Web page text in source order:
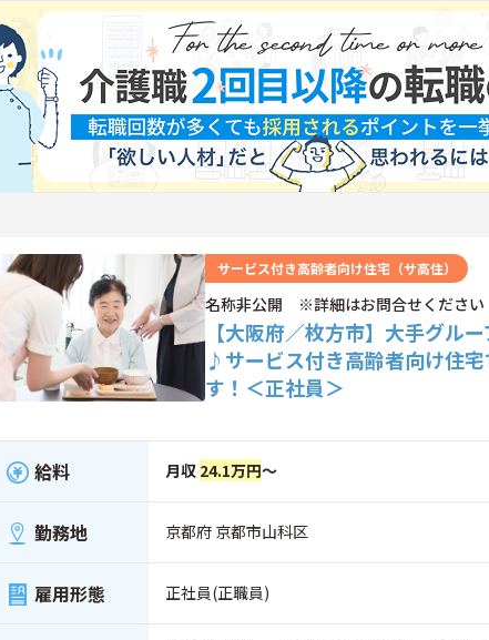
サービス付き高齢者向け住宅（サ高住）
名称非公開 ※詳細はお問合せください
【大阪府／枚方市】大手グル
♪サービス付き高齢者向け住
す！＜正社員＞
給料 月収 24.1万円～
勤務地 京都府 京都市山科区
雇用形態 正社員(正職員)